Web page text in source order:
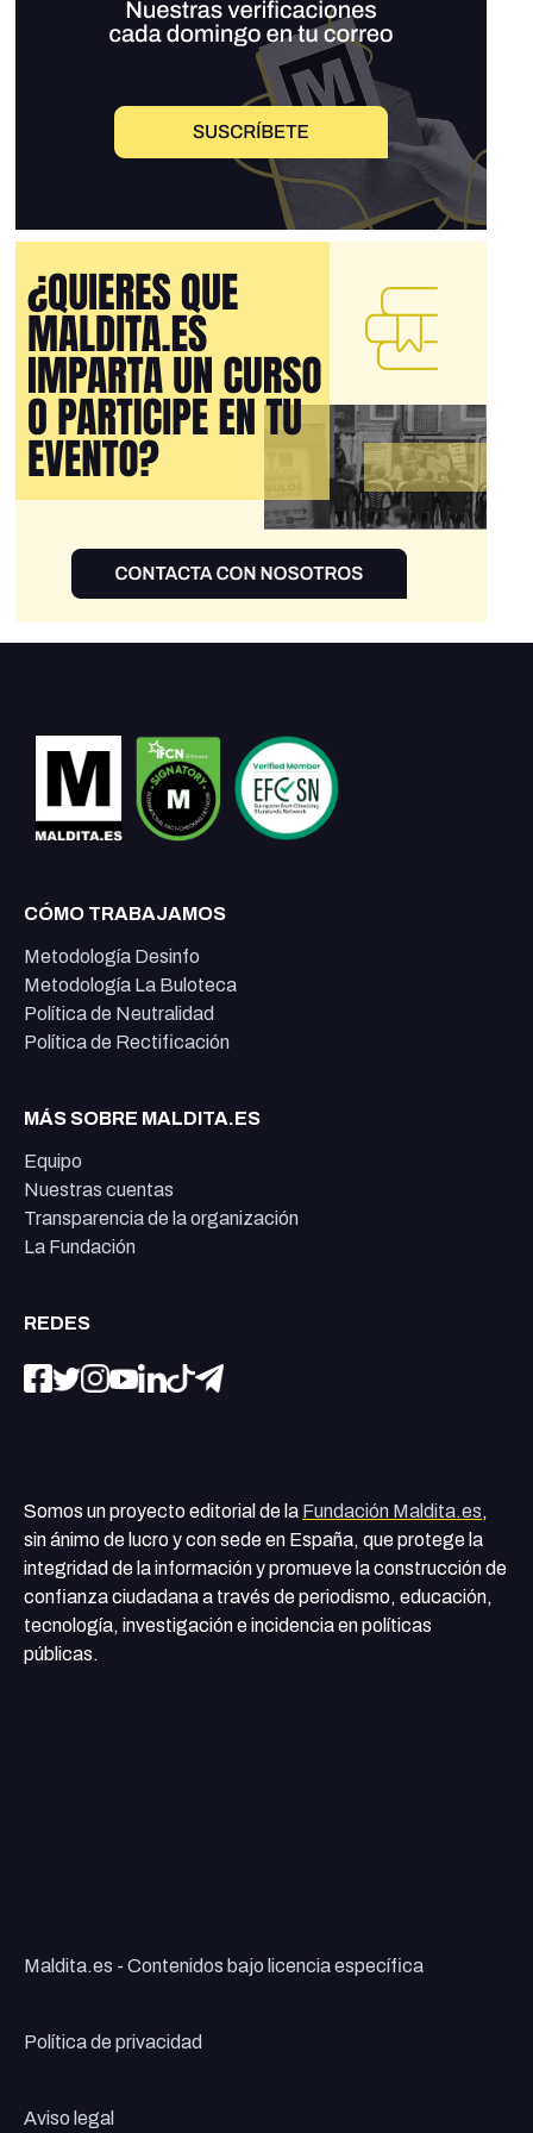
CÓMO TRABAJAMOS
Metodología Desinfo
Metodología La Buloteca
Política de Neutralidad
Política de Rectificación
MÁS SOBRE MALDITA.ES
Equipo
Nuestras cuentas
Transparencia de la organización
La Fundación
REDES
Somos un proyecto editorial de la Fundación Maldita.es,
sin ánimo de lucro y con sede en España, que protege la
integridad de la información y promueve la construcción de
confianza ciudadana a través de periodismo, educación,
tecnología, investigación e incidencia en políticas
públicas.
Maldita.es - Contenidos bajo licencia específica
Política de privacidad
Aviso legal